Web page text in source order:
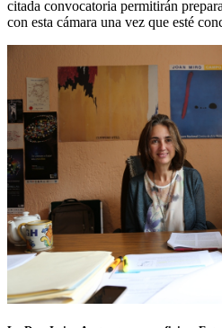
citada convocatoria permitirán
con esta cámara una vez que esté